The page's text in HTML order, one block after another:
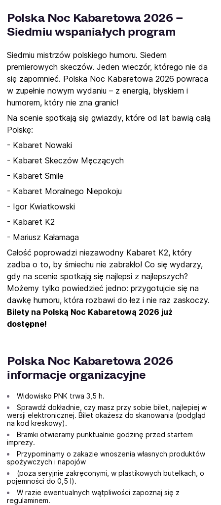
Polska Noc Kabaretowa 2026 –
Siedmiu wspaniałych program
Siedmiu mistrzów polskiego humoru. Siedem
premierowych skeczów. Jeden wieczór, którego nie da
się zapomnieć. Polska Noc Kabaretowa 2026 powraca
w zupełnie nowym wydaniu – z energią, błyskiem i
humorem, który nie zna granic!
Na scenie spotkają się gwiazdy, które od lat bawią całą
Polskę:
- Kabaret Nowaki
- Kabaret Skeczów Męczących
- Kabaret Smile
- Kabaret Moralnego Niepokoju
- Igor Kwiatkowski
- Kabaret K2
- Mariusz Kałamaga
Całość poprowadzi niezawodny Kabaret K2, który
zadba o to, by śmiechu nie zabrakło! Co się wydarzy,
gdy na scenie spotkają się najlepsi z najlepszych?
Możemy tylko powiedzieć jedno: przygotujcie się na
dawkę humoru, która rozbawi do łez i nie raz zaskoczy.
Bilety na Polską Noc Kabaretową 2026 już
dostępne!
Polska Noc Kabaretowa 2026
informacje organizacyjne
Widowisko PNK trwa 3,5 h.
Sprawdź dokładnie, czy masz przy sobie bilet, najlepiej w
wersji elektronicznej. Bilet okażesz do skanowania (podgląd
na kod kreskowy).
Bramki otwieramy punktualnie godzinę przed startem
imprezy.
Przypominamy o zakazie wnoszenia własnych produktów
spożywczych i napojów
(poza seryjnie zakręconymi, w plastikowych butelkach, o
pojemności do 0,5 l).
W razie ewentualnych wątpliwości zapoznaj się z
regulaminem.